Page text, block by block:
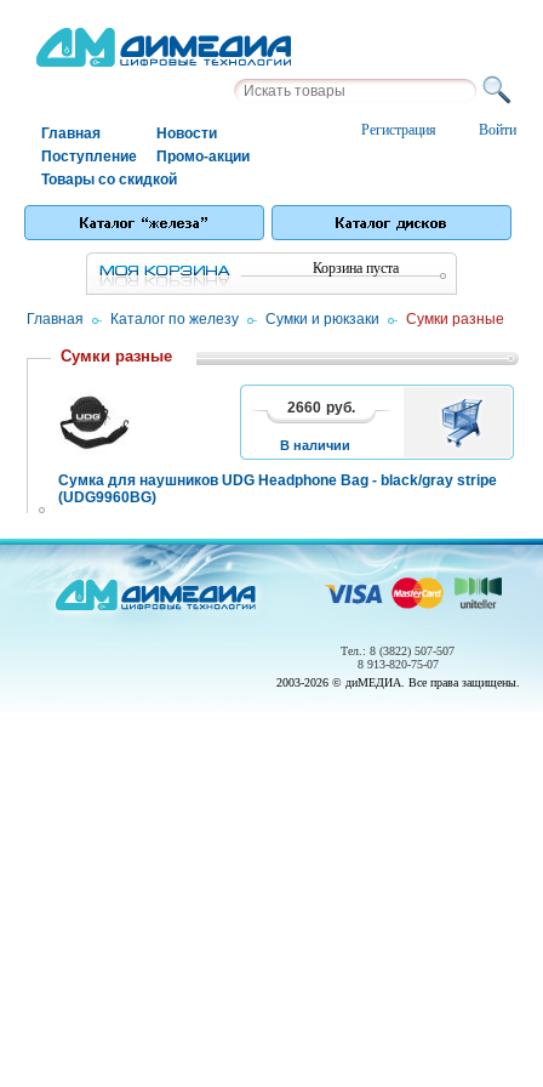
Войти
Регистрация
Главная
Новости
Поступление
Промо-акции
Товары со скидкой
Корзина пуста
Главная / Каталог по железу / Сумки и рюкзаки / Сумки разные
Сумки разные
Сумка для наушников UDG Headphone Bag - black/gray stripe
(UDG9960BG)
2660 руб.
В наличии
В
КОРЗИНУ
Тел.: 8 (3822) 507-507
8 913-820-75-07
2003-2026 © диМЕДИА. Все права защищены.